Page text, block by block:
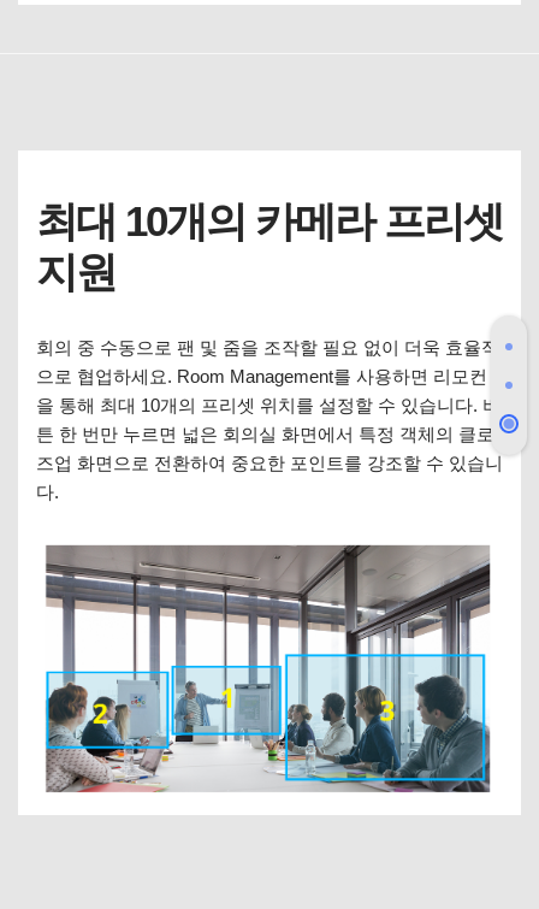
최대 10개의 카메라 프리셋
지원
회의 중 수동으로 팬 및 줌을 조작할 필요 없이 더욱 효율적
으로 협업하세요. Room Management를 사용하면 리모컨
을 통해 최대 10개의 프리셋 위치를 설정할 수 있습니다. 버
튼 한 번만 누르면 넓은 회의실 화면에서 특정 객체의 클로
즈업 화면으로 전환하여 중요한 포인트를 강조할 수 있습니
다.